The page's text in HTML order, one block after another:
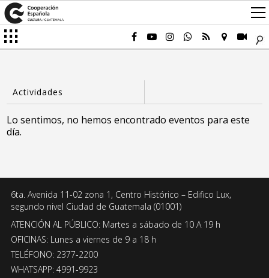
Lo sentimos, no hemos encontrado eventos para este
día.
6ta. Avenida 11-02 zona 1, Centro Histórico – Edifico Lux,
segundo nivel Ciudad de Guatemala (01001)
ATENCIÓN AL PÚBLICO: Martes a sábado de 10 A 19 h
OFICINAS: Lunes a viernes de 9 a 18 h
TELÉFONO: 2377-2200
WHATSAPP: 4991-9923